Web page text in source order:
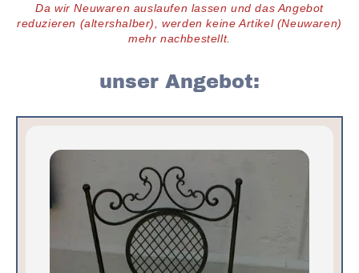
Da wir Neuwaren auslaufen lassen und das Angebot
reduzieren (altershalber),werden keine Artikel (Neuwaren)
mehr nachbestellt.
unser Angebot: